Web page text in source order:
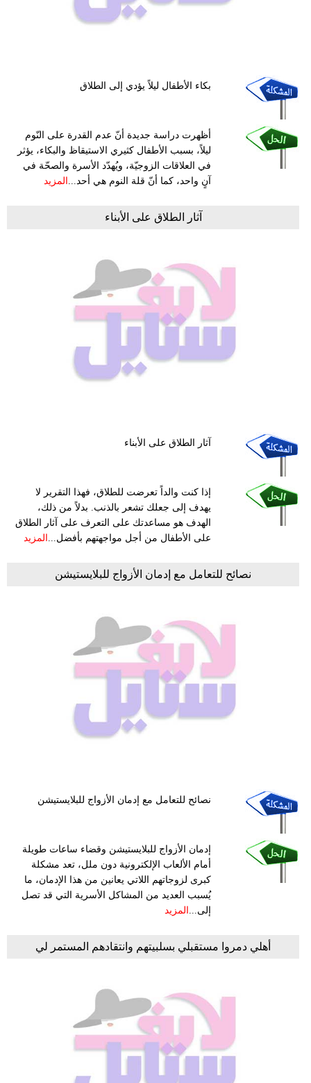
بكاء الأطفال ليلاً يؤدي إلى الطلاق
أظهرت دراسة جديدة أنّ عدم القدرة على النّوم
ليلاً، بسبب الأطفال كثيري الاستيقاظ والبكاء، يؤثر
في العلاقات الزوجيّة، ويُهدّد الأسرة والصحّة في
آنٍ واحد، كما أنّ قلة النوم هي أحد... المزيد
آثار الطلاق على الأبناء
آثار الطلاق على الأبناء
إذا كنت والداً تعرضت للطلاق، فهذا التقرير لا
يهدف إلى جعلك تشعر بالذنب. بدلاً من ذلك،
الهدف هو مساعدتك على التعرف على آثار الطلاق
على الأطفال من أجل مواجهتهم بأفضل... المزيد
نصائح للتعامل مع إدمان الأزواج للبلايستيشن
نصائح للتعامل مع إدمان الأزواج للبلايستيشن
إدمان الأزواج للبلايستيشن وقضاء ساعات طويلة
أمام الألعاب الإلكترونية دون ملل، تعد مشكلة
كبرى لزوجاتهم اللاتي يعانين من هذا الإدمان، ما
يُسبب العديد من المشاكل الأسرية التي قد تصل
إلى...
المزيد
أهلي دمروا مستقبلي بسلبيتهم وانتقادهم المستمر لي